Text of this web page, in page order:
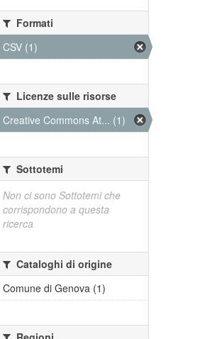
Formati
CSV (1)
Licenze sulle risorse
Creative Commons At... (1)
Sottotemi
Non ci sono Sottotemi che
corrispondono a questa
ricerca
Cataloghi di origine
Comune di Genova (1)